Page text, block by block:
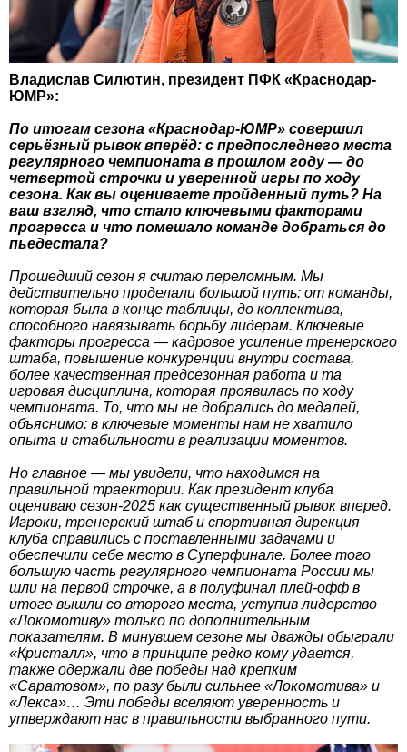
Владислав Силютин, президент ПФК «Краснодар-
ЮМР»:
По итогам сезона «Краснодар-ЮМР» совершил
серьёзный рывок вперёд: с предпоследнего места
регулярного чемпионата в прошлом году — до
четвертой строчки и уверенной игры по ходу
сезона. Как вы оцениваете пройденный путь? На
ваш взгляд, что стало ключевыми факторами
прогресса и что помешало команде добраться до
пьедестала?
Прошедший сезон я считаю переломным. Мы
действительно проделали большой путь: от команды,
которая была в конце таблицы, до коллектива,
способного навязывать борьбу лидерам. Ключевые
факторы прогресса — кадровое усиление тренерского
штаба, повышение конкуренции внутри состава,
более качественная предсезонная работа и та
игровая дисциплина, которая проявилась по ходу
чемпионата. То, что мы не добрались до медалей,
объяснимо: в ключевые моменты нам не хватило
опыта и стабильности в реализации моментов.
Но главное — мы увидели, что находимся на
правильной траектории. Как президент клуба
оцениваю сезон-2025 как существенный рывок вперед.
Игроки, тренерский штаб и спортивная дирекция
клуба справились с поставленными задачами и
обеспечили себе место в Суперфинале. Более того
большую часть регулярного чемпионата России мы
шли на первой строчке, а в полуфинал плей-офф в
итоге вышли со второго места, уступив лидерство
«Локомотиву» только по дополнительным
показателям. В минувшем сезоне мы дважды обыграли
«Кристалл», что в принципе редко кому удается,
также одержали две победы над крепким
«Саратовом», по разу были сильнее «Локомотива» и
«Лекса»… Эти победы вселяют уверенность и
утверждают нас в правильности выбранного пути.